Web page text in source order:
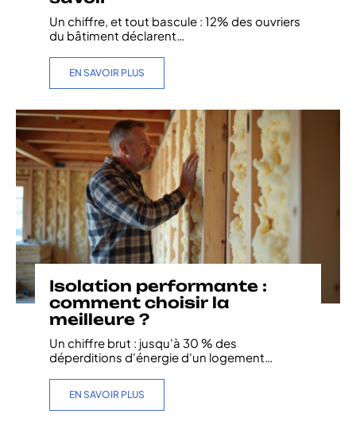
Un chiffre, et tout bascule : 12% des ouvriers
du bâtiment déclarent
EN SAVOIR PLUS
Isolation performante :
comment choisir la
meilleure ?
Un chiffre brut : jusqu'à 30 % des
déperditions d'énergie d'un logement…
EN SAVOIR PLUS